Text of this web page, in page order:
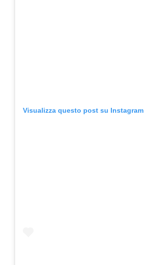
Visualizza questo post su Instagram